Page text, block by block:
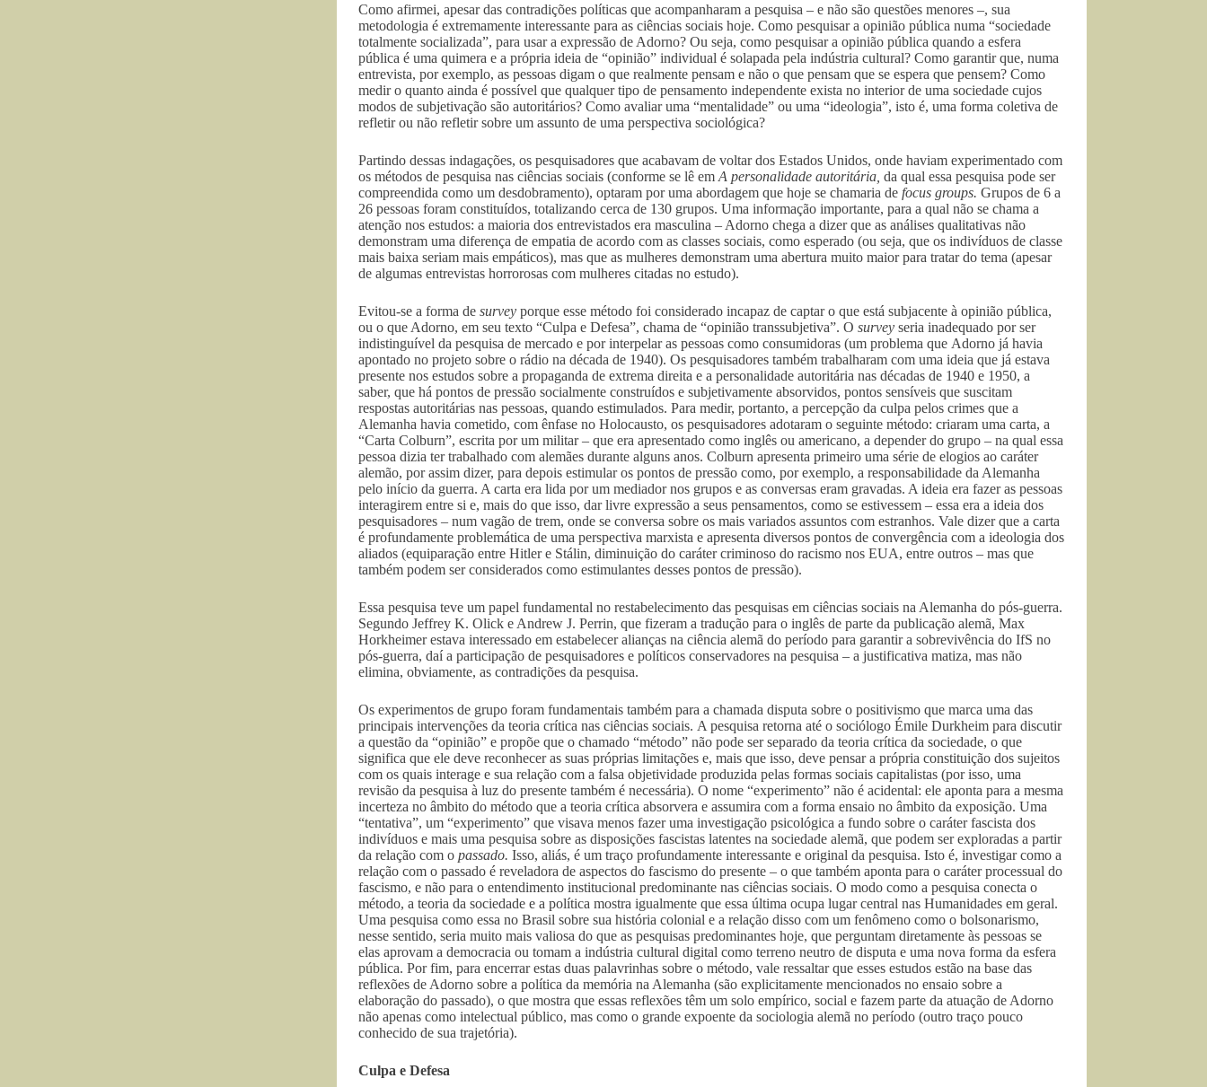
Como afirmei, apesar das contradições políticas que acompanharam a pesquisa – e não são questões menores –, sua
metodologia é extremamente interessante para as ciências sociais hoje. Como pesquisar a opinião pública numa “sociedade
totalmente socializada”, para usar a expressão de Adorno? Ou seja, como pesquisar a opinião pública quando a esfera
pública é uma quimera e a própria ideia de “opinião” individual é solapada pela indústria cultural? Como garantir que, numa
entrevista, por exemplo, as pessoas digam o que realmente pensam e não o que pensam que se espera que pensem? Como
medir o quanto ainda é possível que qualquer tipo de pensamento independente exista no interior de uma sociedade cujos
modos de subjetivação são autoritários? Como avaliar uma “mentalidade” ou uma “ideologia”, isto é, uma forma coletiva de
refletir ou não refletir sobre um assunto de uma perspectiva sociológica?
Partindo dessas indagações, os pesquisadores que acabavam de voltar dos Estados Unidos, onde haviam experimentado com
os métodos de pesquisa nas ciências sociais (conforme se lê em A personalidade autoritária, da qual essa pesquisa pode ser
compreendida como um desdobramento), optaram por uma abordagem que hoje se chamaria de focus groups. Grupos de 6 a
26 pessoas foram constituídos, totalizando cerca de 130 grupos. Uma informação importante, para a qual não se chama a
atenção nos estudos: a maioria dos entrevistados era masculina – Adorno chega a dizer que as análises qualitativas não
demonstram uma diferença de empatia de acordo com as classes sociais, como esperado (ou seja, que os indivíduos de classe
mais baixa seriam mais empáticos), mas que as mulheres demonstram uma abertura muito maior para tratar do tema (apesar
de algumas entrevistas horrorosas com mulheres citadas no estudo).
Evitou-se a forma de survey porque esse método foi considerado incapaz de captar o que está subjacente à opinião pública,
ou o que Adorno, em seu texto “Culpa e Defesa”, chama de “opinião transsubjetiva”. O surveyseria inadequado por ser
indistinguível da pesquisa de mercado e por interpelar as pessoas como consumidoras (um problema que Adorno já havia
apontado no projeto sobre o rádio na década de 1940). Os pesquisadores também trabalharam com uma ideia que já estava
presente nos estudos sobre a propaganda de extrema direita e a personalidade autoritária nas décadas de 1940 e 1950, a
saber, que há pontos de pressão socialmente construídos e subjetivamente absorvidos, pontos sensíveis que suscitam
respostas autoritárias nas pessoas, quando estimulados. Para medir, portanto, a percepção da culpa pelos crimes que a
Alemanha havia cometido, com ênfase no Holocausto, os pesquisadores adotaram o seguinte método: criaram uma carta, a
“Carta Colburn”, escrita por um militar – que era apresentado como inglês ou americano, a depender do grupo – na qual essa
pessoa dizia ter trabalhado com alemães durante alguns anos. Colburn apresenta primeiro uma série de elogios ao caráter
alemão, por assim dizer, para depois estimular os pontos de pressão como, por exemplo, a responsabilidade da Alemanha
pelo início da guerra. A carta era lida por um mediador nos grupos e as conversas eram gravadas. A ideia era fazer as pessoas
interagirem entre si e, mais do que isso, dar livre expressão a seus pensamentos, como se estivessem – essa era a ideia dos
pesquisadores – num vagão de trem, onde se conversa sobre os mais variados assuntos com estranhos. Vale dizer que a carta
é profundamente problemática de uma perspectiva marxista e apresenta diversos pontos de convergência com a ideologia dos
aliados (equiparação entre Hitler e Stálin, diminuição do caráter criminoso do racismo nos EUA, entre outros – mas que
também podem ser considerados como estimulantes desses pontos de pressão).
Essa pesquisa teve um papel fundamental no restabelecimento das pesquisas em ciências sociais na Alemanha do pós-guerra.
Segundo Jeffrey K. Olick e Andrew J. Perrin, que fizeram a tradução para o inglês de parte da publicação alemã, Max
Horkheimer estava interessado em estabelecer alianças na ciência alemã do período para garantir a sobrevivência do IfS no
pós-guerra, daí a participação de pesquisadores e políticos conservadores na pesquisa – a justificativa matiza, mas não
elimina, obviamente, as contradições da pesquisa.
Os experimentos de grupo foram fundamentais também para a chamada disputa sobre o positivismo que marca uma das
principais intervenções da teoria crítica nas ciências sociais. A pesquisa retorna até o sociólogo Émile Durkheim para discutir
a questão da “opinião” e propõe que o chamado “método” não pode ser separado da teoria crítica da sociedade, o que
significa que ele deve reconhecer as suas próprias limitações e, mais que isso, deve pensar a própria constituição dos sujeitos
com os quais interage e sua relação com a falsa objetividade produzida pelas formas sociais capitalistas (por isso, uma
revisão da pesquisa à luz do presente também é necessária). O nome “experimento” não é acidental: ele aponta para a mesma
incerteza no âmbito do método que a teoria crítica absorvera e assumira com a forma ensaio no âmbito da exposição. Uma
“tentativa”, um “experimento” que visava menos fazer uma investigação psicológica a fundo sobre o caráter fascista dos
indivíduos e mais uma pesquisa sobre as disposições fascistas latentes na sociedade alemã, que podem ser exploradas a partir
da relação com o passado. Isso, aliás, é um traço profundamente interessante e original da pesquisa. Isto é, investigar como a
relação com o passado é reveladora de aspectos do fascismo do presente – o que também aponta para o caráter processual do
fascismo, e não para o entendimento institucional predominante nas ciências sociais. O modo como a pesquisa conecta o
método, a teoria da sociedade e a política mostra igualmente que essa última ocupa lugar central nas Humanidades em geral.
Uma pesquisa como essa no Brasil sobre sua história colonial e a relação disso com um fenômeno como o bolsonarismo,
nesse sentido, seria muito mais valiosa do que as pesquisas predominantes hoje, que perguntam diretamente às pessoas se
elas aprovam a democracia ou tomam a indústria cultural digital como terreno neutro de disputa e uma nova forma da esfera
pública. Por fim, para encerrar estas duas palavrinhas sobre o método, vale ressaltar que esses estudos estão na base das
reflexões de Adorno sobre a política da memória na Alemanha (são explicitamente mencionados no ensaio sobre a
elaboração do passado), o que mostra que essas reflexões têm um solo empírico, social e fazem parte da atuação de Adorno
não apenas como intelectual público, mas como o grande expoente da sociologia alemã no período (outro traço pouco
conhecido de sua trajetória).
Culpa e Defesa